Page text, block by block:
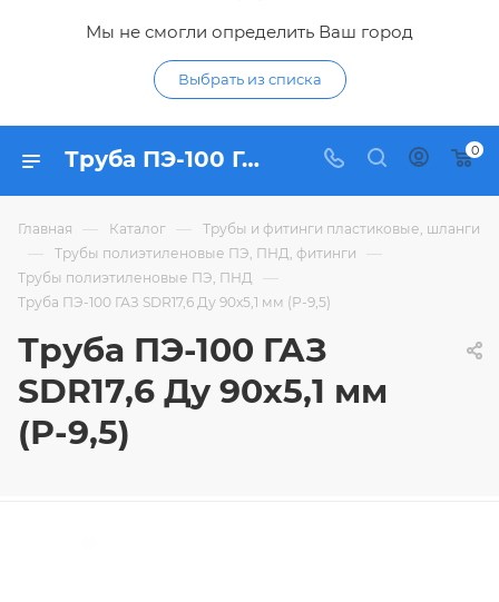
Мы не смогли определить Ваш город
Выбрать из списка
Труба ПЭ-100 ГАЗ SDR17,6 Ду 90х5,1 мм (Р-9,5) - купить по цене 354,13 ₽ в интернет-магазине Гидропромтехника с доставкой в Курске 0
Главная — Каталог — Трубы и фитинги пластиковые, шланги
— Трубы полиэтиленовые ПЭ, ПНД, фитинги —
Трубы полиэтиленовые ПЭ, ПНД —
Труба ПЭ-100 ГАЗ SDR17,6 Ду 90х5,1 мм (Р-9,5)
Труба ПЭ-100 ГАЗ
SDR17,6 Ду 90х5,1 мм
(Р-9,5)